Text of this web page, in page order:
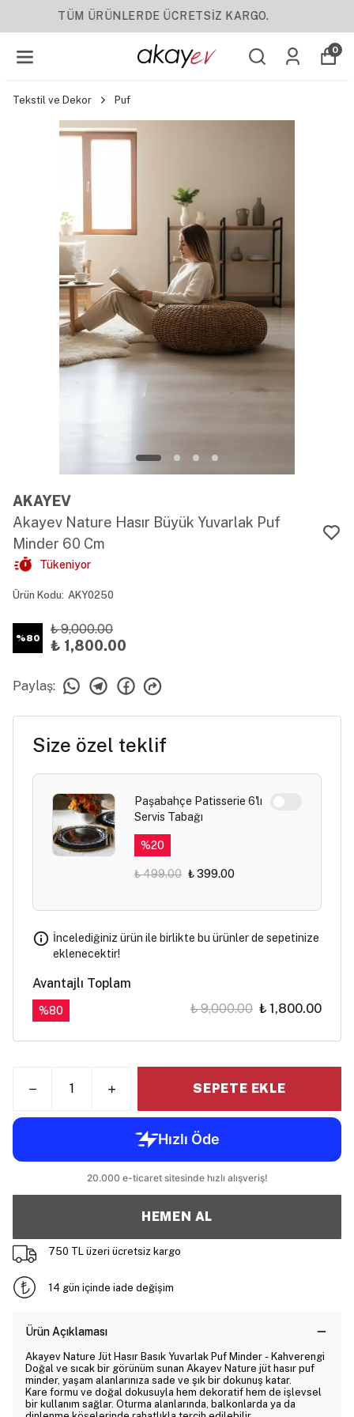
YENI SEZON ÜRÜNLER
0
Tekstil ve Dekor Puf
AKAYEV
Akayev Nature Hasır Büyük Yuvarlak Puf
Minder 60 Cm
Tükeniyor
Ürün Kodu: AKY0250
%80
₺ 9,000.00
₺ 1,800.00
Paylaş:
Size özel teklif
Paşabahçe Patisserie 6'lı
Servis Tabağı
%20
₺ 499.00 ₺ 399.00
İncelediğiniz ürün ile birlikte bu ürünler de sepetinize
eklenecektir!
Avantajlı Toplam
%80 ₺ 9,000.00 ₺ 1,800.00
SEPETE EKLE
HEMEN AL
750 TL üzeri ücretsiz kargo
14 gün içinde iade değişim
Ürün Açıklaması
Akayev Nature Jüt Hasır Basık Yuvarlak Puf Minder - Kahverengi
Doğal ve sıcak bir görünüm sunan Akayev Nature jüt hasır puf
minder, yaşam alanlarınıza sade ve şık bir dokunuş katar.
Kare formu ve doğal dokusuyla hem dekoratif hem de işlevsel
bir kullanım sağlar. Oturma alanlarında, balkonlarda ya da